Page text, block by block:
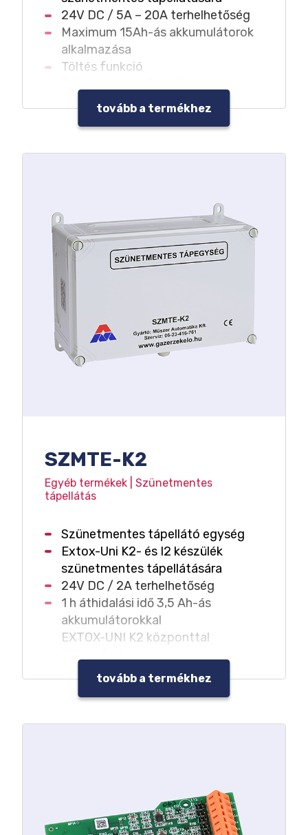
24V DC / 5A – 20A terhelhetőség
Maximum 15Ah-ás akkumulátorok
alkalmazása
Töltés funkció
Akkumulátor mély-kisülés elleni
tovább a termékhez
SZMTE-K2
Egyéb termékek | Szünetmentes
tápellátás
Szünetmentes tápellátó egység
Extox-Uni K2- és I2 készülék
szünetmentes tápellátására
24V DC / 2A terhelhetőség
1 h áthidalási idő 3,5 Ah-ás
akkumulátorokkal
EXTOX-UNI K2 központtal
Túláram- és túlfeszültség védelem
tovább a termékhez